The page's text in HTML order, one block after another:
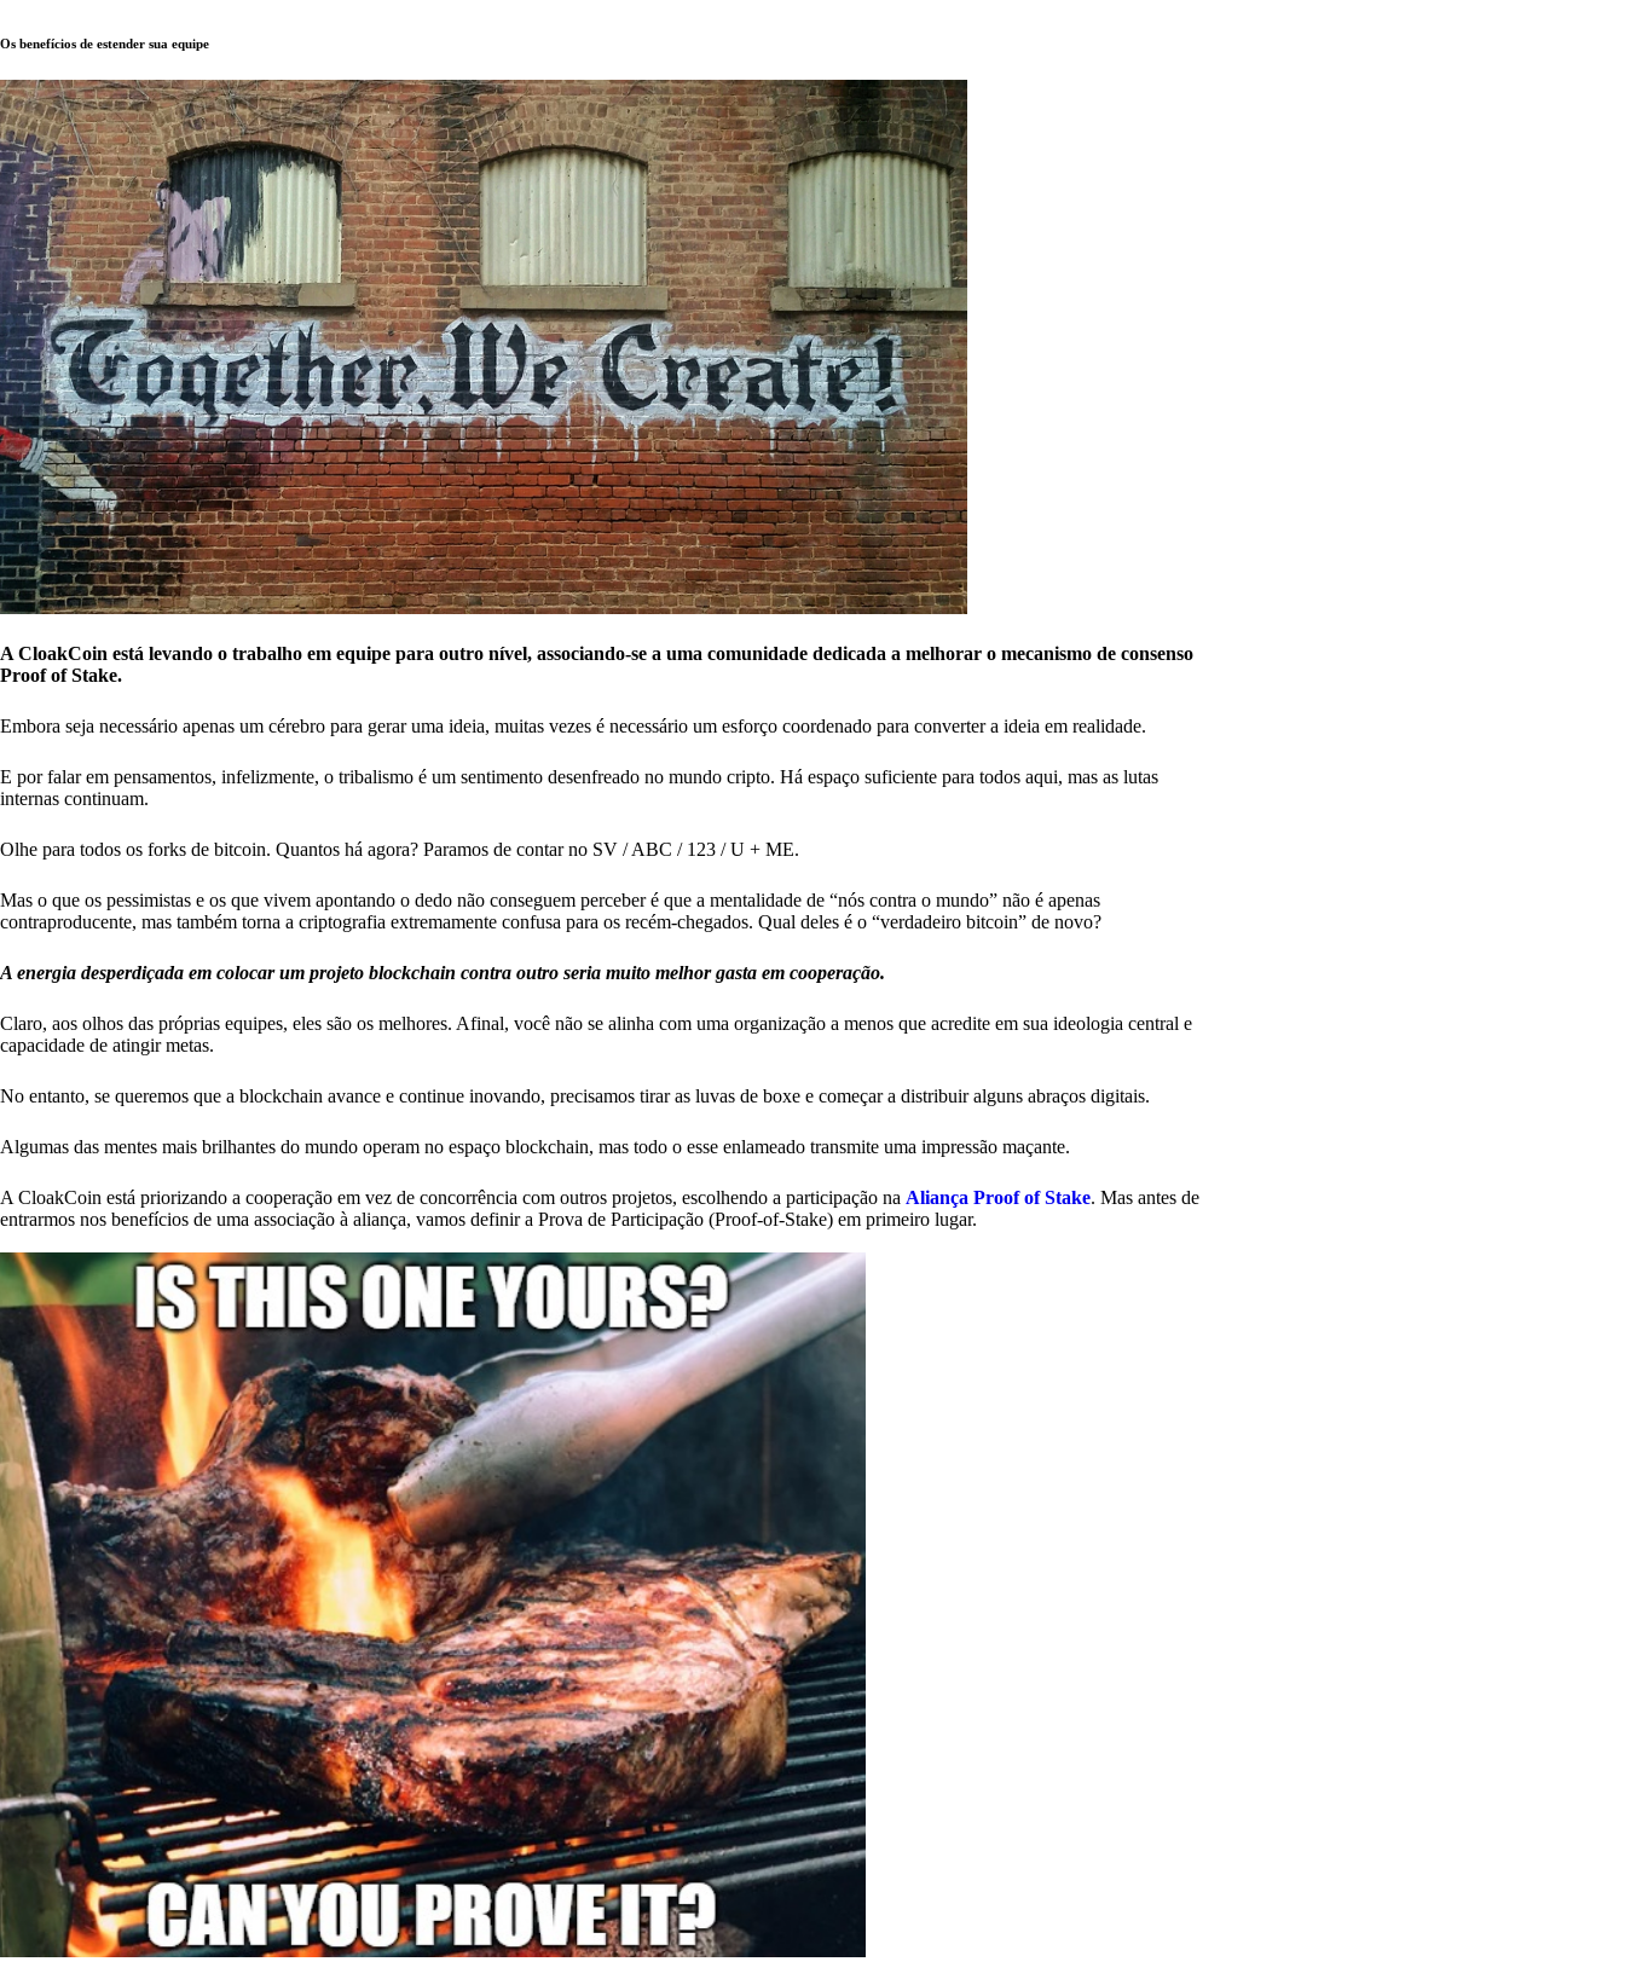
Os benefícios de estender sua equipe
A CloakCoin está levando o trabalho em equipe para outro nível, associando-se a uma comunidade dedicada a melhorar o mecanismo de consenso
Proof of Stake.
Embora seja necessário apenas um cérebro para gerar uma ideia, muitas vezes é necessário um esforço coordenado para converter a ideia em realidade.
E por falar em pensamentos, infelizmente, o tribalismo é um sentimento desenfreado no mundo cripto. Há espaço suficiente para todos aqui, mas as lutas
internas continuam.
Olhe para todos os forks de bitcoin. Quantos há agora? Paramos de contar no SV / ABC / 123 / U + ME.
Mas o que os pessimistas e os que vivem apontando o dedo não conseguem perceber é que a mentalidade de “nós contra o mundo” não é apenas
contraproducente, mas também torna a criptografia extremamente confusa para os recém-chegados. Qual deles é o “verdadeiro bitcoin” de novo?
A energia desperdiçada em colocar um projeto blockchain contra outro seria muito melhor gasta em cooperação.
Claro, aos olhos das próprias equipes, eles são os melhores. Afinal, você não se alinha com uma organização a menos que acredite em sua ideologia central e
capacidade de atingir metas.
No entanto, se queremos que a blockchain avance e continue inovando, precisamos tirar as luvas de boxe e começar a distribuir alguns abraços digitais.
Algumas das mentes mais brilhantes do mundo operam no espaço blockchain, mas todo o esse enlameado transmite uma impressão maçante.
A CloakCoin está priorizando a cooperação em vez de concorrência com outros projetos, escolhendo a participação na Aliança Proof of Stake. Mas antes de
entrarmos nos benefícios de uma associação à aliança, vamos definir a Prova de Participação (Proof-of-Stake) em primeiro lugar.